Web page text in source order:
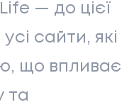
— до цієї
сайти, які
що впливає
та